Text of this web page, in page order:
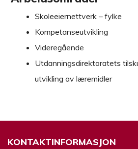
Skoleeiernettverk – fylke
Kompetanseutvikling
Videregående
Utdanningsdirektoratets
utvikling av læremidler
KONTAKTINFORMASJON